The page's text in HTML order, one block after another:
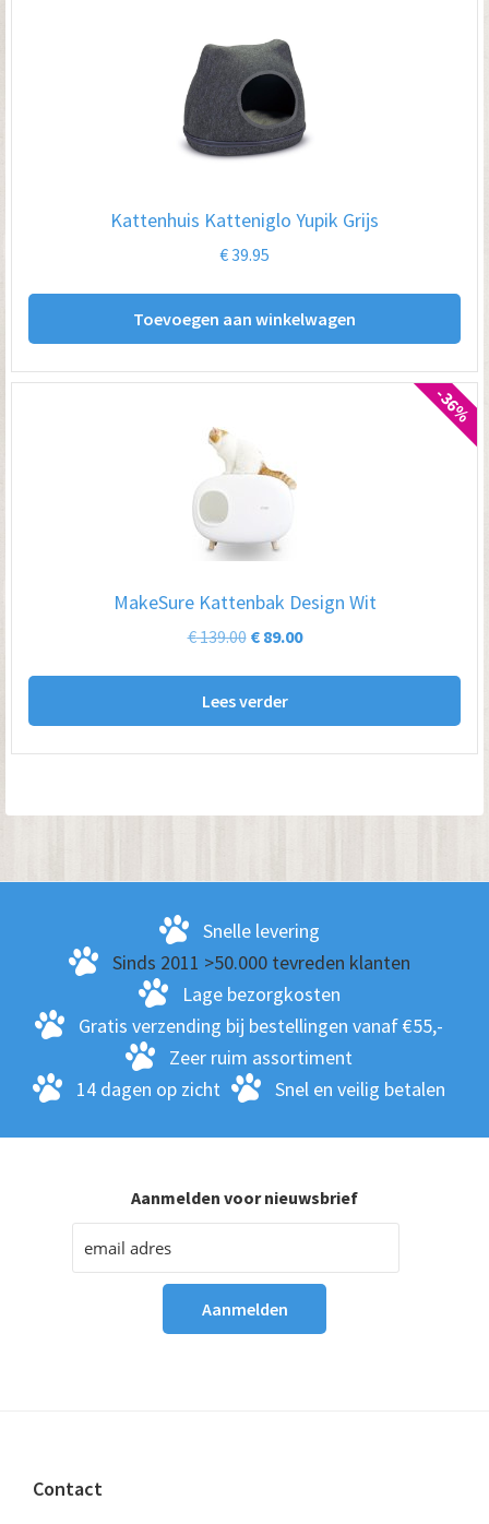
Kattenhuis Katteniglo Yupik Grijs
€39.95
Toevoegen aan winkelwagen
-36%
MakeSure Kattenbak Design Wit
€139.00 Oorspronkelijke
€ 139.00.
€89.00Huidige
Lees verder
Snelle levering
Sinds 2011 >50.000 tevreden klanten
Lage bezorgkosten
Gratis verzending bij bestellingen vanaf €55,-
Zeer ruim assortiment
14 dagen op zicht
Snel en veilig betalen
Aanmelden voor nieuwsbrief
Footer
Contact